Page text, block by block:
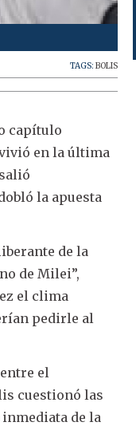
TAGS:BOLIS
capítulo
en la última
la apuesta
de la
de Milei”,
el clima
pedirle al
el
cuestionó las
de la